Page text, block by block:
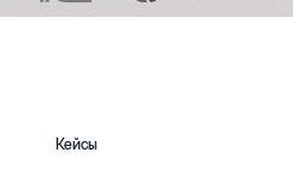
Кейсы